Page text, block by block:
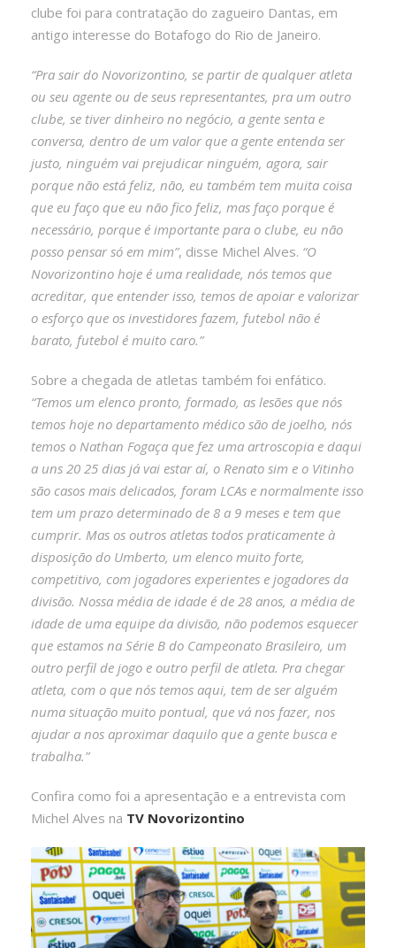
clube foi para contratação do zagueiro Dantas, em
antigo interesse do Botafogo do Rio de Janeiro.
“Pra sair do Novorizontino, se partir de qualquer atleta
ou seu agente ou de seus representantes, pra um outro
clube, se tiver dinheiro no negócio, a gente senta e
conversa, dentro de um valor que a gente entenda ser
justo, ninguém vai prejudicar ninguém, agora, sair
porque não está feliz, não, eu também tem muita coisa
que eu faço que eu não fico feliz, mas faço porque é
necessário, porque é importante para o clube, eu não
posso pensar só em mim”, disse Michel Alves. “O
Novorizontino hoje é uma realidade, nós temos que
acreditar, que entender isso, temos de apoiar e valorizar
o esforço que os investidores fazem, futebol não é
barato, futebol é muito caro.”
Sobre a chegada de atletas também foi enfático.
“Temos um elenco pronto, formado, as lesões que nós
temos hoje no departamento médico são de joelho, nós
temos o Nathan Fogaça que fez uma artroscopia e daqui
a uns 20 25 dias já vai estar aí, o Renato sim e o Vitinho
são casos mais delicados, foram LCAs e normalmente isso
tem um prazo determinado de 8 a 9 meses e tem que
cumprir. Mas os outros atletas todos praticamente à
disposição do Umberto, um elenco muito forte,
competitivo, com jogadores experientes e jogadores da
divisão. Nossa média de idade é de 28 anos, a média de
idade de uma equipe da divisão, não podemos esquecer
que estamos na Série B do Campeonato Brasileiro, um
outro perfil de jogo e outro perfil de atleta. Pra chegar
atleta, com o que nós temos aqui, tem de ser alguém
numa situação muito pontual, que vá nos fazer, nos
ajudar a nos aproximar daquilo que a gente busca e
trabalha.”
Confira como foi a apresentação e a entrevista com
Michel Alves na TV Novorizontino